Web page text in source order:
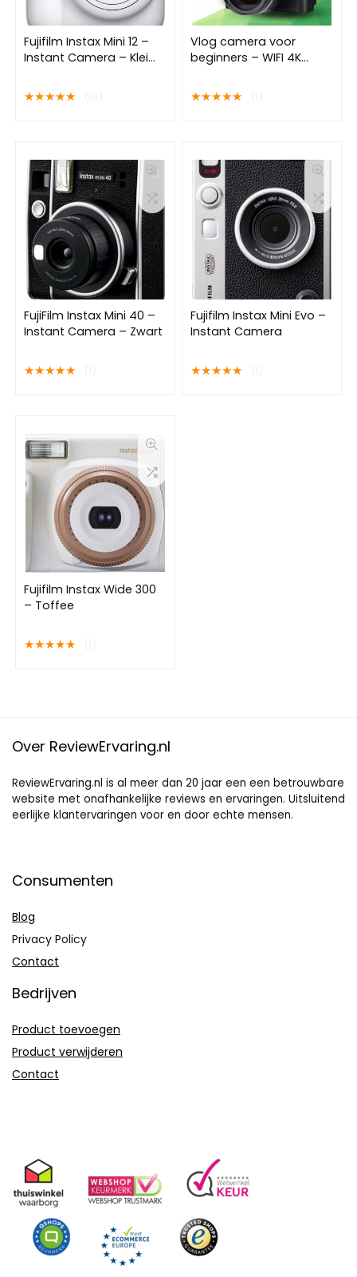
Fujifilm Instax Mini 12 –
Instant Camera – Klei
★★★★★
Vlog camera voor
beginners – WIFI 4K
camera – flipscreen –
macro lens – wide lens
batterijen – vlog
camera – vlog camera
met schermpje
★★★★★
FujiFilm Instax Mini 40 –
Instant Camera – Zwart
★★★★★
Fujifilm Instax Mini Evo –
Instant Camera
★★★★★
Fujifilm Instax Wide 300
– Toffee
★★★★★
Over ReviewErvaring.nl
ReviewErvaring.nl is al meer dan 20 jaar een een betrouwbare
website met onafhankelijke reviews en ervaringen. Uitsluitend
eerlijke klantervaringen voor en door echte mensen.
Consumenten
Blog
Privacy Policy
Contact
Bedrijven
Product toevoegen
Product verwijderen
Contact